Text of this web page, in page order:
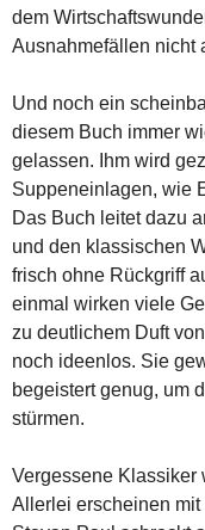
dem
Ausnahmefällen nicht
Und noch ein
diesem Buch immer
gelassen. Ihm wird
Suppeneinlagen, wie
Das Buch leitet dazu
und den klassischen
frisch ohne Rückgriff
einmal wirken viele
zu deutlichem Duft
noch ideenlos. Sie
begeistert genug, um
stürmen.
Vergessene Klassiker
Allerlei erscheinen